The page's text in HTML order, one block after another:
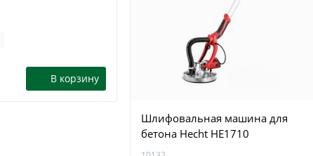
В корзину
0
1 799 MDL
Шлифовальная машина для
бетона Hecht HE1710